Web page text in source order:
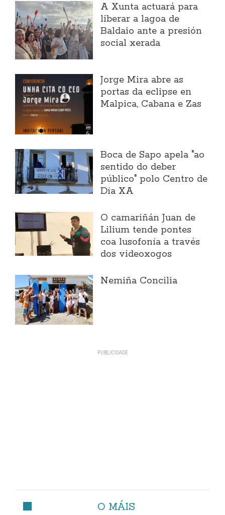
A Xunta actuará para
liberar a lagoa de
Baldaio ante a presión
social xerada
Jorge Mira abre as
portas da eclipse en
Malpica, Cabana e Zas
Boca de Sapo apela "ao
sentido do deber
público" polo Centro de
Día XA
O camariñán Juan de
Lilium tende pontes
coa lusofonía a través
dos videoxogos
Nemiña Concilia
O MÁIS